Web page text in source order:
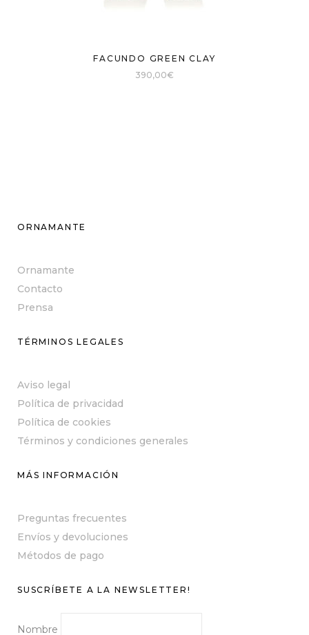
FACUNDO GREEN CLAY
390,00€
ORNAMANTE
Ornamante
Contacto
Prensa
TÉRMINOS LEGALES
Aviso legal
Política de privacidad
Política de cookies
Términos y condiciones generales
MÁS INFORMACIÓN
Preguntas frecuentes
Envíos y devoluciones
Métodos de pago
SUSCRÍBETE A LA NEWSLETTER!
Nombre